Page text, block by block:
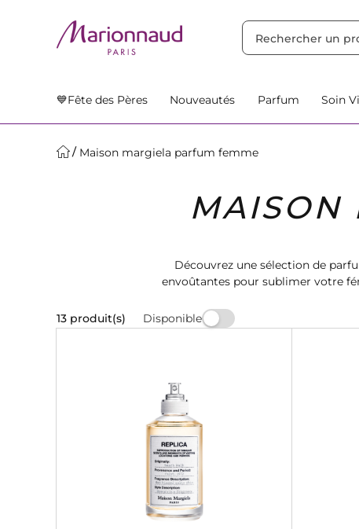
💙Fête des Pères Nouveautés Parfum Soin
Maison margiela parfum femme
MAISON
Découvrez une sélection de
envoûtantes pour sublimer votre
13 produit(s) Disponible